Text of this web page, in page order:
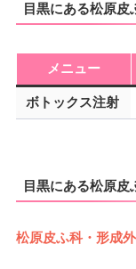
目黒にある松原
メニュー
ボトックス注射
目黒にある松原
松原皮ふ科・形成